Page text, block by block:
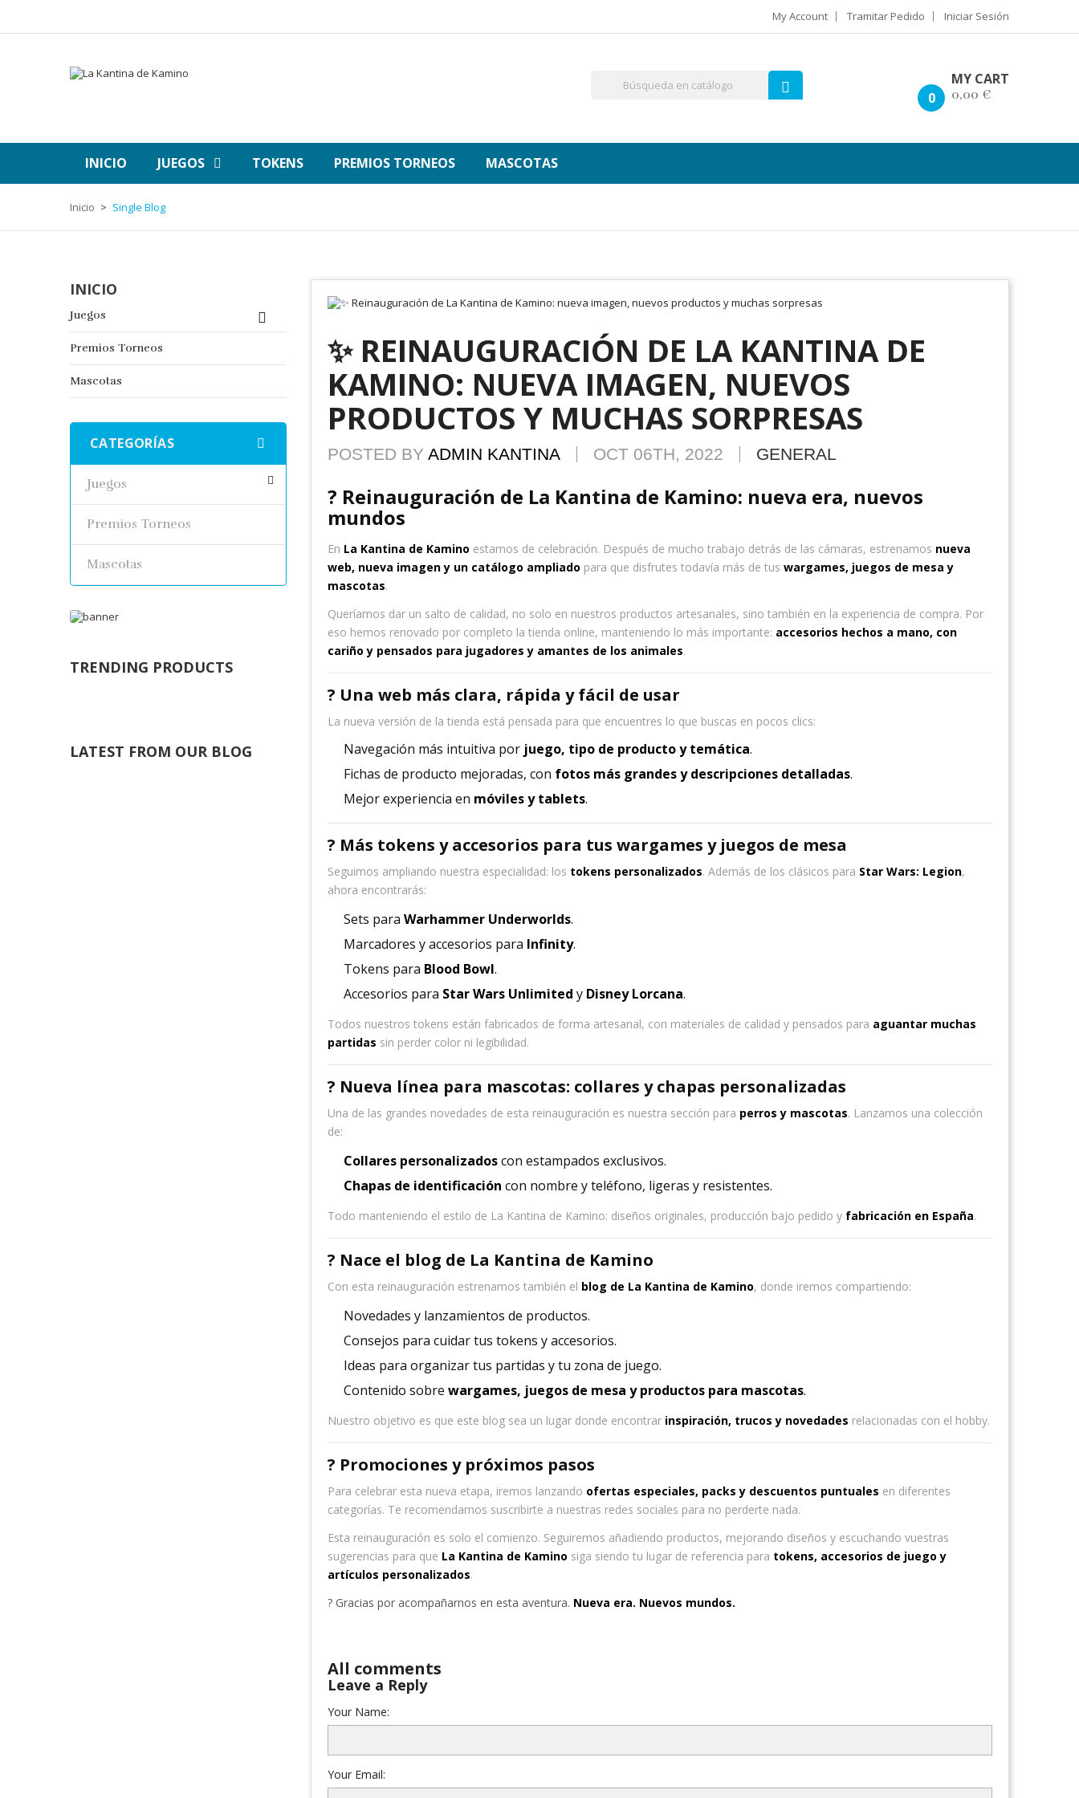
My Account Tramitar Pedido Iniciar Sesión
MY CART
0
0,00 €
INICIO JUEGOS TOKENS PREMIOS TORNEOS MASCOTAS
Inicio Single Blog
INICIO
Juegos 
Premios Torneos
Mascotas
CATEGORÍAS
Juegos
Premios Torneos
Mascotas
TRENDING PRODUCTS
LATEST FROM OUR BLOG
✨ REINAUGURACIÓN DE LA KANTINA DE
KAMINO: NUEVA IMAGEN, NUEVOS
PRODUCTOS Y MUCHAS SORPRESAS
POSTED BY ADMIN KANTINA OCT 06TH, 2022 GENERAL
? Reinauguración de La Kantina de Kamino: nueva era, nuevos
mundos
En La Kantina de Kamino estamos de celebración. Después de mucho trabajo detrás de las cámaras, estrenamos nueva
web, nueva imagen y un catálogo ampliado para que disfrutes todavía más de tus wargames, juegos de mesa y
mascotas.
Queríamos dar un salto de calidad, no solo en nuestros productos artesanales, sino también en la experiencia de compra. Por
eso hemos renovado por completo la tienda online, manteniendo lo más importante: accesorios hechos a mano, con
cariño y pensados para jugadores y amantes de los animales.
? Una web más clara, rápida y fácil de usar
La nueva versión de la tienda está pensada para que encuentres lo que buscas en pocos clics:
Navegación más intuitiva por juego, tipo de producto y temática.
Fichas de producto mejoradas, con fotos más grandes y descripciones detalladas.
Mejor experiencia en móviles y tablets.
? Más tokens y accesorios para tus wargames y juegos de mesa
Seguimos ampliando nuestra especialidad: los tokens personalizados. Además de los clásicos para Star Wars: Legion,
ahora encontrarás:
Sets para Warhammer Underworlds.
Marcadores y accesorios para Infinity.
Tokens para Blood Bowl.
Accesorios para Star Wars Unlimited y Disney Lorcana.
Todos nuestros tokens están fabricados de forma artesanal, con materiales de calidad y pensados para aguantar muchas
partidas sin perder color ni legibilidad.
? Nueva línea para mascotas: collares y chapas personalizadas
Una de las grandes novedades de esta reinauguración es nuestra sección para perros y mascotas. Lanzamos una colección
de:
Collares personalizadoscon estampados exclusivos.
Chapas de identificación con nombre y teléfono, ligeras y resistentes.
Todo manteniendo el estilo de La Kantina de Kamino: diseños originales, producción bajo pedido y fabricación en España.
? Nace el blog de La Kantina de Kamino
Con esta reinauguración estrenamos también el blog de La Kantina de Kamino, donde iremos compartiendo:
Novedades y lanzamientos de productos.
Consejos para cuidar tus tokens y accesorios.
Ideas para organizar tus partidas y tu zona de juego.
Contenido sobre wargames, juegos de mesa y productos para mascotas.
Nuestro objetivo es que este blog sea un lugar donde encontrar inspiración, trucos y novedades relacionadas con el hobby.
? Promociones y próximos pasos
Para celebrar esta nueva etapa, iremos lanzando ofertas especiales, packs y descuentos puntuales en diferentes
categorías. Te recomendamos suscribirte a nuestras redes sociales para no perderte nada.
Esta reinauguración es solo el comienzo. Seguiremos añadiendo productos, mejorando diseños y escuchando vuestras
sugerencias para que La Kantina de Kamino siga siendo tu lugar de referencia para tokens, accesorios de juego y
artículos personalizados.
? Gracias por acompañarnos en esta aventura. Nueva era. Nuevos mundos.
All comments
Leave a Reply
Your Name:
Your Email: